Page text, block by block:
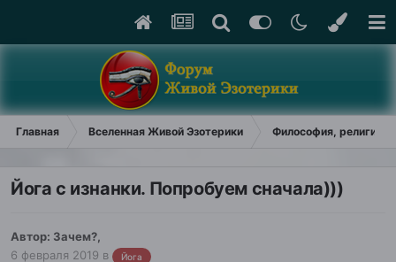
Главная Вселенная Живой Эзотерики Философия, религия,
Йога с изнанки. Попробуем сначала)))
Автор: Зачем?,
6 февраля 2019 в Йога